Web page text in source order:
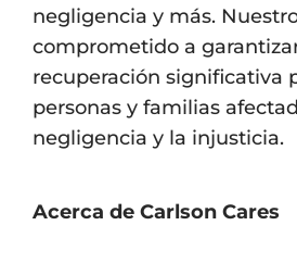
negligencia y más.
comprometido a
recuperación significativa
personas y familias
negligencia y la injusticia.
Acerca de Carlson Cares